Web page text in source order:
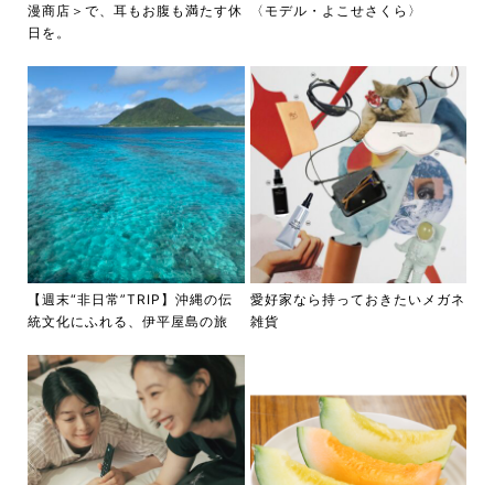
漫商店＞で、耳もお腹も満たす休
日を。
〈モデル・よこせさくら〉
【週末“非日常”TRIP】沖縄の伝
統文化にふれる、伊平屋島の旅
愛好家なら持っておきたいメガネ
雑貨